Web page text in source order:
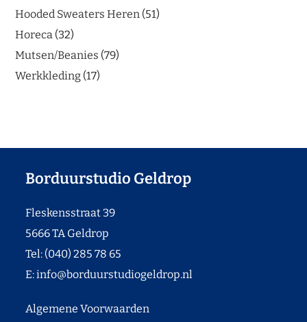
Hooded Sweaters Heren 51
Horeca 32
Mutsen/Beanies 79
Werkkleding 17
Borduurstudio Geldrop
Fleskensstraat 39
5666 TA Geldrop
Tel: (040) 285 78 65
E:info@borduurstudiogeldrop.nl
Algemene Voorwaarden